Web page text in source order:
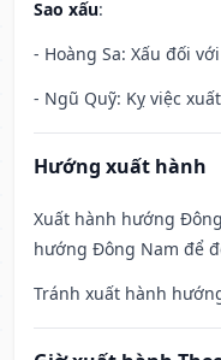
Sao xấu:
- Hoàng Sa: Xấu đối
- Ngũ Quỹ: Kỵ việc
Hướng xuất hành
Xuất hành hướng
hướng Đông Nam để
Tránh xuất hành